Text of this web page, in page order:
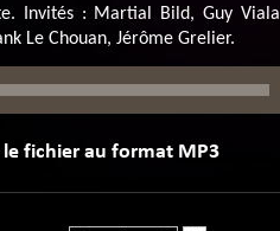
Invités : Martial Bild, Guy
Le Chouan, Jérôme Grelier.